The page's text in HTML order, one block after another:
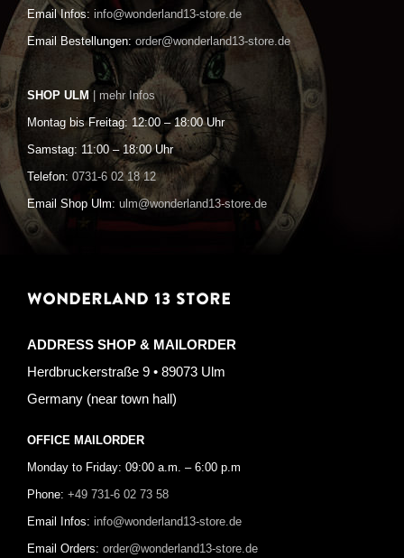
Email Infos: info@wonderland13-store.de
Email Bestellungen: order@wonderland13-store.de
SHOP ULM | mehr Infos
Montag bis Freitag: 12:00 – 18:00 Uhr
Samstag: 11:00 – 18:00 Uhr
Telefon: 0731-6 02 18 12
Email Shop Ulm: ulm@wonderland13-store.de
WONDERLAND 13 STORE
ADDRESS SHOP & MAILORDER
Herdbruckerstraße 9 • 89073 Ulm
Germany (near town hall)
OFFICE MAILORDER
Monday to Friday: 09:00 a.m. – 6:00 p.m
Phone: +49 731-6 02 73 58
Email Infos: info@wonderland13-store.de
Email Orders: order@wonderland13-store.de